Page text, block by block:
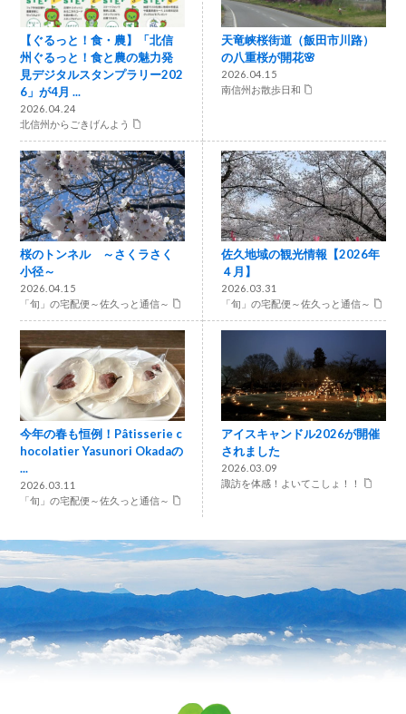
【ぐるっと！食・農】「北信
州ぐるっと！食と農の魅力発
見デジタルスタンプラリー202
6」が4月 ...
2026.04.24
北信州からごきげんよう
天竜峡桜街道（飯田市川路）
の八重桜が開花🌸
2026.04.15
南信州お散歩日和
桜のトンネル ～さくラさく
小径～
2026.04.15
「旬」の宅配便～佐久っと通信～
佐久地域の観光情報【2026年
４月】
2026.03.31
「旬」の宅配便～佐久っと通信～
今年の春も恒例！Pâtisserie c
hocolatier Yasunori Okadaの
...
2026.03.11
「旬」の宅配便～佐久っと通信～
アイスキャンドル2026が開催
されました
2026.03.09
諏訪を体感！よいてこしょ！！